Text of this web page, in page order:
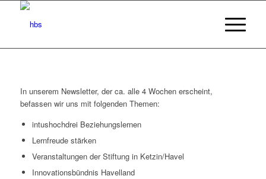
In unserem Newsletter, der ca. alle 4 Wochen erscheint,
befassen wir uns mit folgenden Themen:
intushochdrei Beziehungslernen
Lernfreude stärken
Veranstaltungen der Stiftung in Ketzin/Havel
Innovationsbündnis Havelland